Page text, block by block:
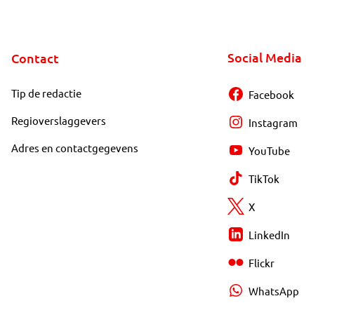
Contact
Tip de redactie
Regioverslaggevers
Adres en contactgegevens
Social Media
Facebook
Instagram
YouTube
TikTok
X
LinkedIn
Flickr
WhatsApp